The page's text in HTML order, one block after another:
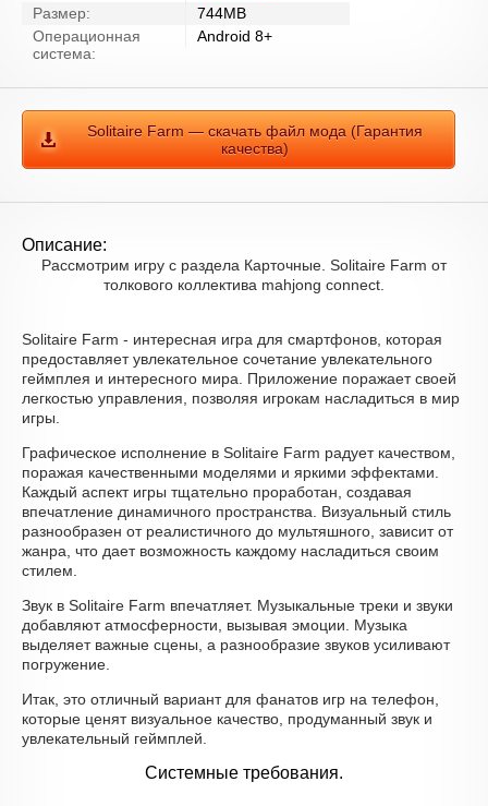
Размер:
744MB
Операционная
система:
Android 8+
Solitaire Farm — скачать файл мода (Гарантия
качества)
Описание:
Рассмотрим игру с раздела Карточные. Solitaire Farm от
толкового коллектива mahjong connect.
Solitaire Farm - интересная игра для смартфонов, которая
предоставляет увлекательное сочетание увлекательного
геймплея и интересного мира. Приложение поражает своей
легкостью управления, позволяя игрокам насладиться в мир
игры.
Графическое исполнение в Solitaire Farm радует качеством,
поражая качественными моделями и яркими эффектами.
Каждый аспект игры тщательно проработан, создавая
впечатление динамичного пространства. Визуальный стиль
разнообразен от реалистичного до мультяшного, зависит от
жанра, что дает возможность каждому насладиться своим
стилем.
Звук в Solitaire Farm впечатляет. Музыкальные треки и звуки
добавляют атмосферности, вызывая эмоции. Музыка
выделяет важные сцены, а разнообразие звуков усиливают
погружение.
Итак, это отличный вариант для фанатов игр на телефон,
которые ценят визуальное качество, продуманный звук и
увлекательный геймплей.
Системные требования.